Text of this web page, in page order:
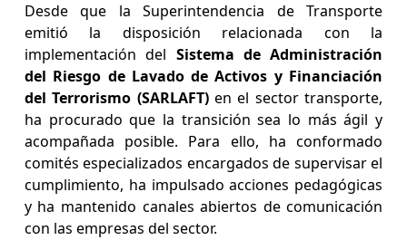
Desde que la Superintendencia de Transporte
emitió la disposición relacionada con la
implementación del Sistema de Administración
del Riesgo de Lavado de Activos y Financiación
del Terrorismo (SARLAFT)en el sector transporte,
ha procurado que la transición sea lo más ágil y
acompañada posible. Para ello, ha conformado
comités especializados encargados de supervisar el
cumplimiento, ha impulsado acciones pedagógicas
y ha mantenido canales abiertos de comunicación
con las empresas del sector.